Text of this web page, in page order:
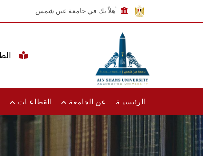
أهلاً بك في جامعة عين شمس
الرئيسيـة عن الجامعة القطاعـات